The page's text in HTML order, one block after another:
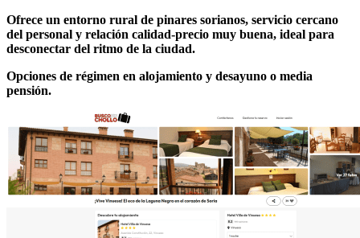
Ofrece un entorno rural de pinares sorianos, servicio cercano
del personal y relación calidad‑precio muy buena, ideal para
desconectar del ritmo de la ciudad.
Opciones de régimen en alojamiento y desayuno o media
pensión.